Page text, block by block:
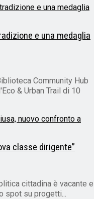
e una medaglia
Community Hub
& Urban Trail di 10
classe dirigente”
cittadina è vacante e
spot su progetti...